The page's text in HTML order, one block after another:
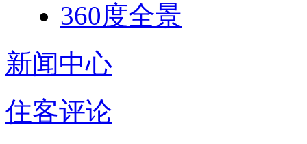
360度全景
新闻中心
住客评论